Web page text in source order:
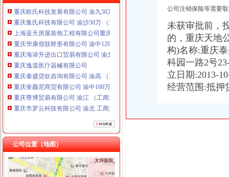
重庆欧氏科技发展有限公司 渝九50万 （进出口权）
重庆集氏科技有限公司 渝沙50万 （进出口权）
上海蓝天房屋装饰工程有限公司重庆分公司 渝北 （工商注册）
重庆华康假肢矫形有限公司 渝中120万 （增资）
重庆海谛升进出口贸易有限公司 渝北100万 （进出口权）
重庆逸道医疗器械有限公司
重庆泰盛贷款咨询有限公司 渝高 （工商注册）
重庆奎颜尼商贸有限公司 渝中100万 （工商注册）
重庆尊博贸易有限公司 渝江 （工商注册）
重庆市罗云科技有限公司 渝北 工商注册
重庆晒微科技有限公司 渝南3万 （工商注册）
重庆欧氏科技发展有限公司 渝九50万 （进出口权）
重庆集氏科技有限公司 渝沙50万 （进出口权）
上海蓝天房屋装饰工程有限公司重庆分公司 渝北 （工商注册）
重庆华康假肢矫形有限公司 渝中120万 （增资）
公司位置（地图）
渝中区虎头岩
渝中区虎头岩片区协信阿卡迪亚商铺出售,渝中大坪总部城月租6800小
高九路.虎头岩_渝中区租房_渝房网
重庆渝中区虎头岩社区办理低保是每月的1-10号吗？-爱问知识人
【7图】（出售）渝中区虎头岩协信品质小区精装两房,重庆渝中大坪
地址：重庆渝中区大坪总部城虎头岩中悦健身房【重庆健身房吧】_百
大坪虎头岩渝中区车管所在哪里啊？-重庆摩友交流区-摩托车论坛-
公司注销保险等需要
未获审批前，
的，重庆天地
构)名称:重庆
科园一路2号
立日期:2013-
经营范围:抵押